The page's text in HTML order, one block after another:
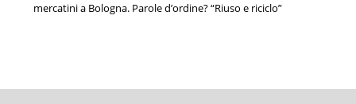
mercatini a Bologna. Parole d’ordine? “Riuso e riciclo”